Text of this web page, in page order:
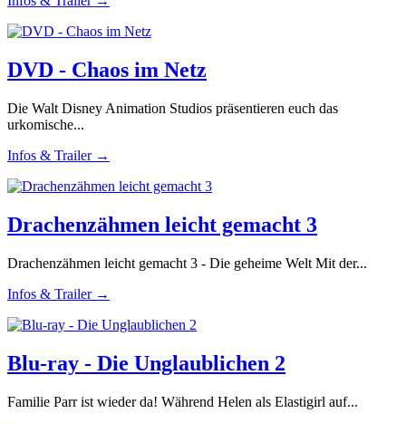
DVD - Chaos im Netz
Die Walt Disney Animation Studios präsentieren euch das
urkomische...
Infos & Trailer →
Drachenzähmen leicht gemacht 3
Drachenzähmen leicht gemacht 3 - Die geheime Welt Mit der...
Infos & Trailer →
Blu-ray - Die Unglaublichen 2
Familie Parr ist wieder da! Während Helen als Elastigirl auf...